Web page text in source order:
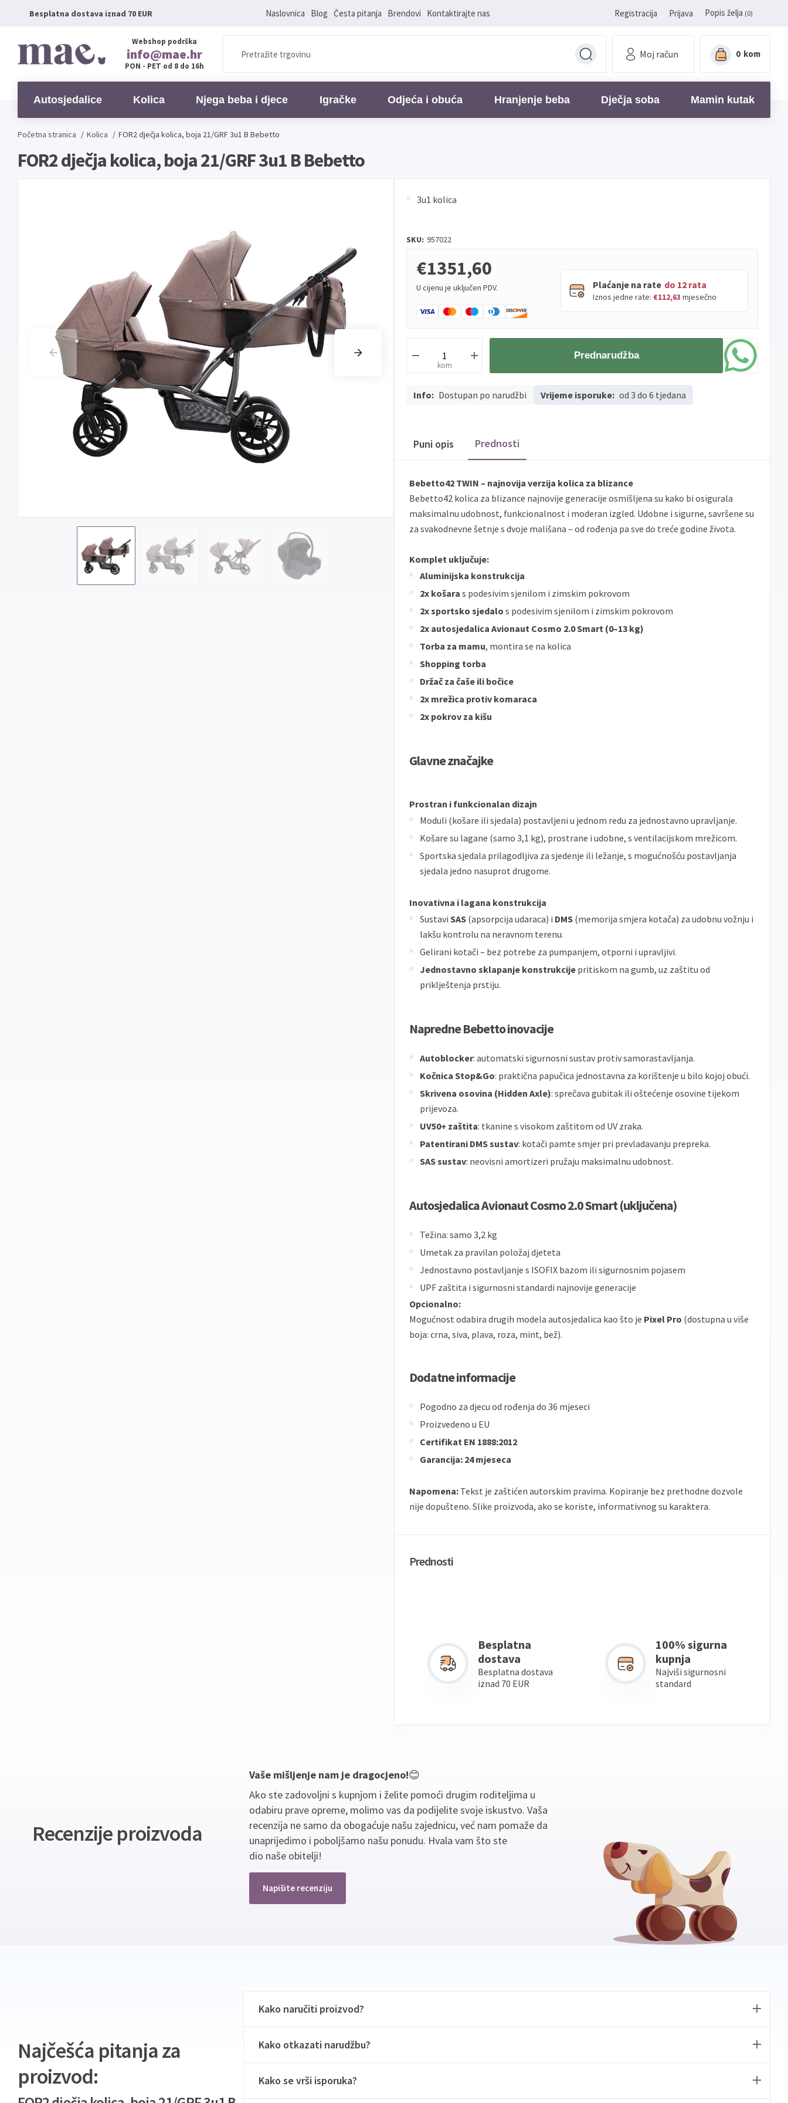
Besplatna dostava iznad 70 EUR Naslovnica Blog Česta pitanja Brendovi Kontaktirajte nas Registracija Prijava Popis želja (0)
Webshop podrška
info@mae.hr
PON - PET od 8 do 16h
Moj račun 0 kom
Autosjedalice Kolica Njega beba i djece Igračke Odjeća i obuća Hranjenje beba Dječja soba Mamin kutak
Početna stranica / Kolica / FOR2 dječja kolica, boja 21/GRF 3u1 B Bebetto
FOR2 dječja kolica, boja 21/GRF 3u1 B Bebetto
3u1 kolica
SKU: 957022
€1351,60
U cijenu je uključen PDV. Plaćanje na rate do 12 rata
Iznos jedne rate: €112,63 mjesečno
PBZ Visa do12rata
PBZ
Visa
rata
Erste
Maestro
banke
Master Jednokratno
Sve
banke
Maestro Jednokratno
kom
Prednarudžba
Info: Dostupan po narudžbi Vrijeme isporuke: od 3 do 6 tjedana
Puni opis Prednosti
Bebetto42 TWIN – najnovija verzija kolica za blizance
Bebetto42 kolica za blizance najnovije generacije osmišljena su kako bi osigurala
maksimalnu udobnost, funkcionalnost i moderan izgled. Udobne i sigurne, savršene su
za svakodnevne šetnje s dvoje mališana – od rođenja pa sve do treće godine života.
Komplet uključuje:
Aluminijska konstrukcija
2x košara s podesivim sjenilom i zimskim pokrovom
2x sportsko sjedalo s podesivim sjenilom i zimskim pokrovom
2x autosjedalica Avionaut Cosmo 2.0 Smart (0–13 kg)
Torba za mamu, montira se na kolica
Shopping torba
Držač za čaše ili bočice
2x mrežica protiv komaraca
2x pokrov za kišu
Glavne značajke
Prostran i funkcionalan dizajn
Moduli (košare ili sjedala) postavljeni u jednom redu za jednostavno upravljanje.
Košare su lagane (samo 3,1 kg), prostrane i udobne, s ventilacijskom mrežicom.
Sportska sjedala prilagodljiva za sjedenje ili ležanje, s mogućnošću postavljanja
sjedala jedno nasuprot drugome.
Inovativna i lagana konstrukcija
Sustavi SAS (apsorpcija udaraca) i DMS (memorija smjera kotača) za udobnu vožnju i
lakšu kontrolu na neravnom terenu.
Gelirani kotači – bez potrebe za pumpanjem, otporni i upravljivi.
Jednostavno sklapanje konstrukcije pritiskom na gumb, uz zaštitu od
priklještenja prstiju.
Napredne Bebetto inovacije
Autoblocker: automatski sigurnosni sustav protiv samorastavljanja.
Kočnica Stop&Go: praktična papučica jednostavna za korištenje u bilo kojoj obući.
Skrivena osovina (Hidden Axle): sprečava gubitak ili oštećenje osovine tijekom
prijevoza.
UV50+ zaštita: tkanine s visokom zaštitom od UV zraka.
Patentirani DMS sustav: kotači pamte smjer pri prevladavanju prepreka.
SAS sustav: neovisni amortizeri pružaju maksimalnu udobnost.
Autosjedalica Avionaut Cosmo 2.0 Smart (uključena)
Težina: samo 3,2 kg
Umetak za pravilan položaj djeteta
Jednostavno postavljanje s ISOFIX bazom ili sigurnosnim pojasem
UPF zaštita i sigurnosni standardi najnovije generacije
Opcionalno:
Mogućnost odabira drugih modela autosjedalica kao što je Pixel Pro (dostupna u više
boja: crna, siva, plava, roza, mint, bež).
Dodatne informacije
Pogodno za djecu od rođenja do 36 mjeseci
Proizvedeno u EU
Certifikat EN 1888:2012
Garancija: 24 mjeseca
Napomena: Tekst je zaštićen autorskim pravima. Kopiranje bez prethodne dozvole
nije dopušteno. Slike proizvoda, ako se koriste, informativnog su karaktera.
Prednosti
Besplatna
dostava
Besplatna dostava
iznad 70 EUR
100% sigurna
kupnja
Najviši sigurnosni
standard
Recenzije proizvoda
Vaše mišljenje nam je dragocjeno!😊
Ako ste zadovoljni s kupnjom i želite pomoći drugim roditeljima u
odabiru prave opreme, molimo vas da podijelite svoje iskustvo. Vaša
recenzija ne samo da obogaćuje našu zajednicu, već nam pomaže da
unaprijedimo i poboljšamo našu ponudu. Hvala vam što ste
dio naše obitelji!
Napišite recenziju
Najčešća pitanja za
proizvod:
Kako naručiti proizvod?
Kako otkazati narudžbu?
Kako se vrši isporuka?